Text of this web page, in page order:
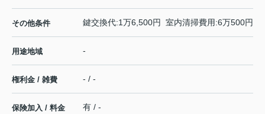
その他条件 鍵交換代:1万6,500円 室内清掃費用:6万500円
用途地域 -
権利金 / 雑費 - / -
保険加入 / 料金 有 / -